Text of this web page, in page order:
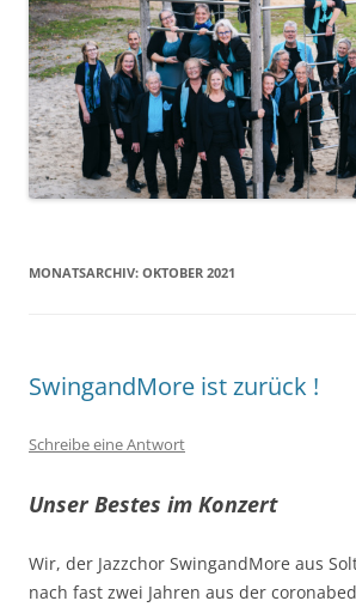
MONATSARCHIV: OKTOBER 2021
SwingandMore ist zurück !
Schreibe eine Antwort
Unser Bestes im Konzert
Wir, der Jazzchor SwingandMore aus
nach fast zwei Jahren aus der